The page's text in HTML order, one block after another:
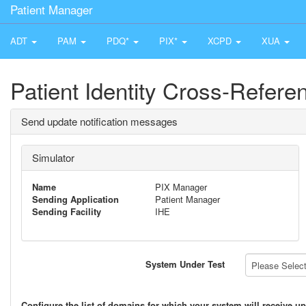
Patient Manager
ADT PAM PDQ* PIX* XCPD XUA
Patient Identity Cross-
Send update notification messages
Simulator
Name
PIX Manager
Sending Application
Patient Manager
Sending Facility
IHE
System Under Test Please